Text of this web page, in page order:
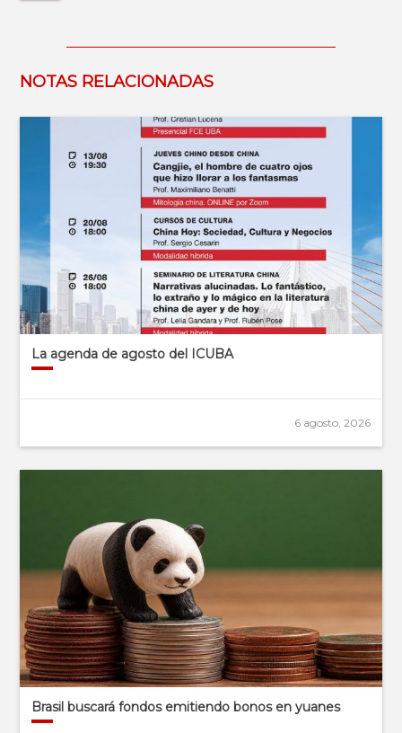
NOTAS RELACIONADAS
La agenda de agosto del ICUBA
6 agosto, 2026
Brasil buscará fondos emitiendo bonos en yuanes